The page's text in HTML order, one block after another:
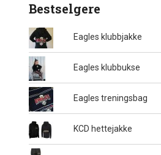
Bestselgere
Eagles klubbjakke
Eagles klubbukse
Eagles treningsbag
KCD hettejakke